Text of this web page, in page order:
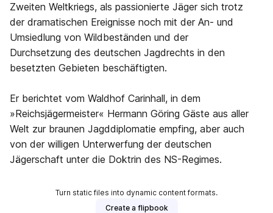
Zweiten Weltkriegs, als passionierte Jäger sich trotz
der dramatischen Ereignisse noch mit der An- und
Umsiedlung von Wildbeständen und der
Durchsetzung des deutschen Jagdrechts in den
besetzten Gebieten beschäftigten.
Er berichtet vom Waldhof Carinhall, in dem
»Reichsjägermeister« Hermann Göring Gäste aus aller
Welt zur braunen Jagddiplomatie empfing, aber auch
von der willigen Unterwerfung der deutschen
Jägerschaft unter die Doktrin des NS-Regimes.
Turn static files into dynamic content formats.
Create a flipbook